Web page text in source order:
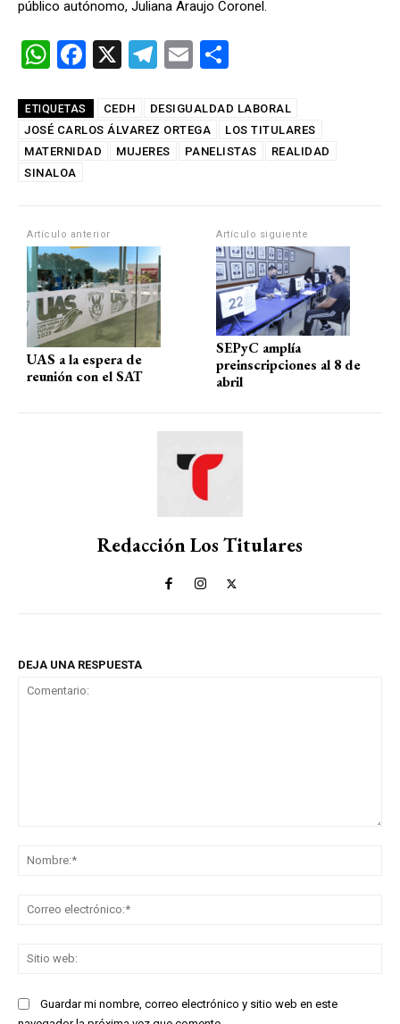
público autónomo, Juliana Araujo Coronel.
W
at
s
A
p
F
ce
b
k
X
T
e
gr
E
ail m
p
ETIQUETAS CEDH
DESIGUALDAD LABORAL
JOSÉ CARLOS ÁLVAREZ ORTEGA
LOS TITULARES
MATERNIDAD
MUJERES PANELISTAS
REALIDAD
SINALOA
Artículo anterior
UAS a la espera de
reunión con el SAT
Artículo siguiente
SEPyC amplía
preinscripciones al 8 de
abril
Redacción Los Titulares
DEJA UNA RESPUESTA
Guardar mi nombre, correo electrónico y sitio web en este